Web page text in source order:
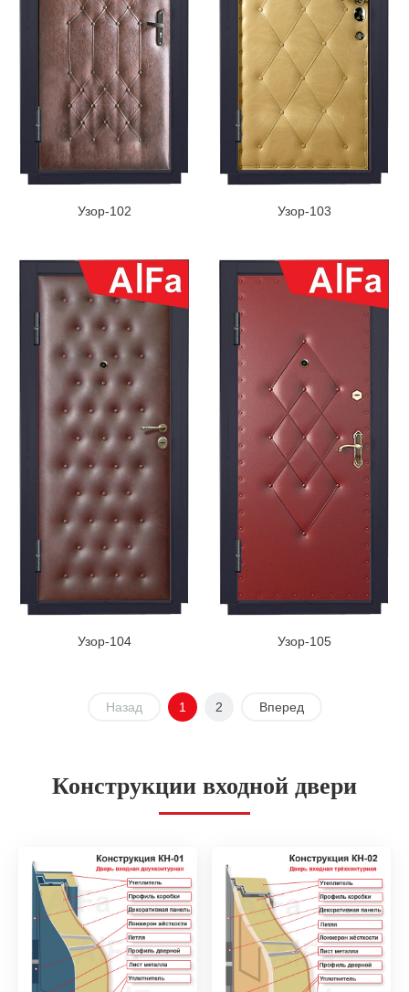
Узор-102 Узор-103
Узор-104 Узор-105
Назад 1 2 Вперед
Конструкции входной двери